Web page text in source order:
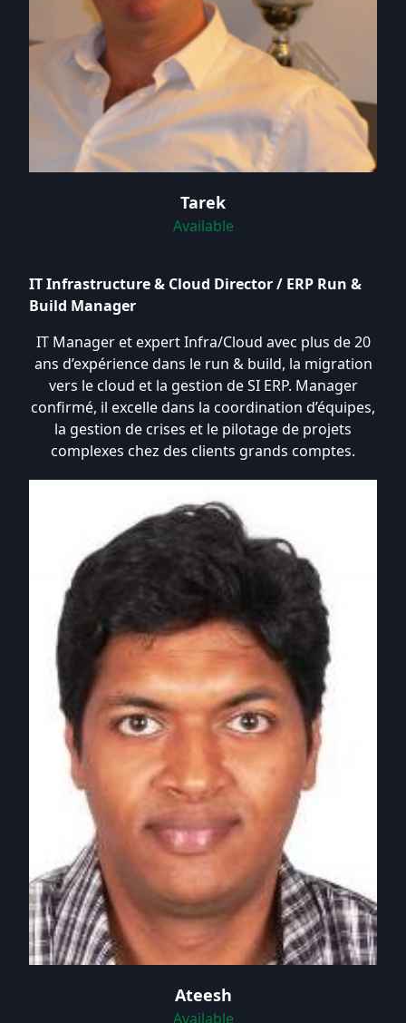
Tarek
Available
IT Infrastructure & Cloud Director / ERP Run &
Build Manager
IT Manager et expert Infra/Cloud avec plus de 20
ans d’expérience dans le run & build, la migration
vers le cloud et la gestion de SI ERP. Manager
confirmé, il excelle dans la coordination d’équipes,
la gestion de crises et le pilotage de projets
complexes chez des clients grands comptes.
Ateesh
Available